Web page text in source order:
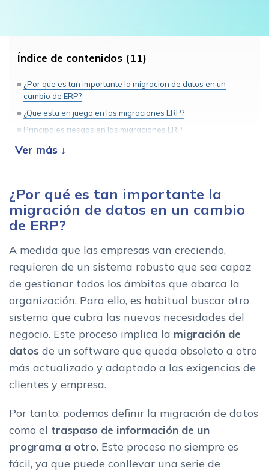
Índice de contenidos (11)
¿Por que es tan importante la migracion de datos en un
cambio de ERP?
¿Que esta en juego en las migraciones ERP?
Principales riesgos en las migraciones ERP
1. Perdida de datos clave: clientes, productos...
4. No validar los datos antes de la puesta en marcha
5. Falta de backups y plan de recuperacion
6. Interrupciones en procesos criticos
Como evitar errores al migrar datos de un ERP a otro
¿Cuales son los beneficios de una correcta migracion de
datos ERP?
¿Por qué es tan importante la
migración de datos en un cambio
de ERP?
A medida que las empresas van creciendo,
requieren de un sistema robusto que sea capaz
de gestionar todos los ámbitos que abarca la
organización. Para ello, es habitual buscar otro
sistema que cubra las nuevas necesidades del
negocio. Este proceso implica la migración de
datos de un software que queda obsoleto a otro
más actualizado y adaptado a las exigencias de
clientes y empresa.
Por tanto, podemos definir la migración de datos
como el traspaso de información de un
programa a otro. Este proceso no siempre es
fácil, ya que puede conllevar una serie de